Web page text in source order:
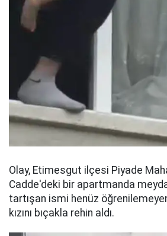
Olay, Etimesgut ilçesi Piyade
Cadde'deki bir apartmanda
tartışan ismi henüz
kızını bıçakla rehin aldı.